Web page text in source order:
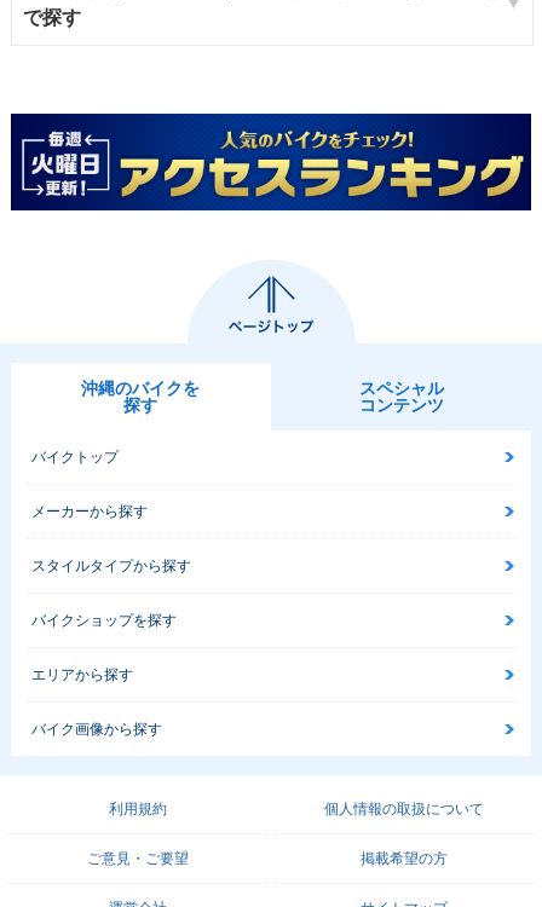
で探す
沖縄のバイクを
探す
スペシャル
コンテンツ
バイクトップ
メーカーから探す
スタイルタイプから探す
バイクショップを探す
エリアから探す
バイク画像から探す
利用規約 個人情報の取扱について
ご意見・ご要望 掲載希望の方